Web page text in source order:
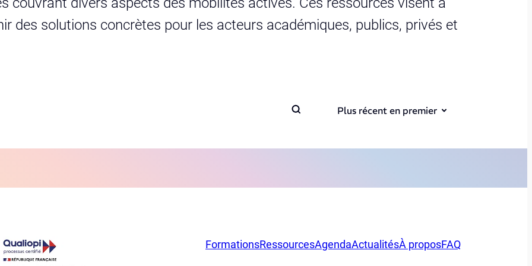
des solutions concrètes pour les acteurs académiques, publics, privés et
Plus récent en premier
FormationsRessourcesAgendaActualitésÀ proposFAQ